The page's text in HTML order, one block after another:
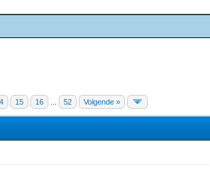
15 16 52 Volgende »